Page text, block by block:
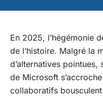
En 2025, l’hégémonie
de l’histoire. Malgré la
d’alternatives
de Microsoft
collaboratifs